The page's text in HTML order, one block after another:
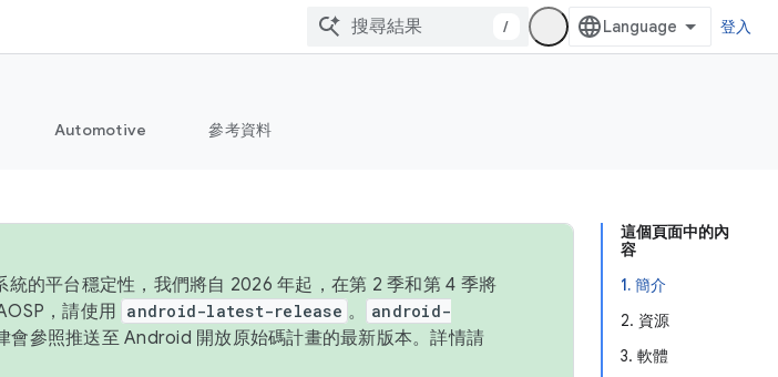
/ 登入
Automotive 參考資料
這個頁面中的內
容
1. 簡介
2. 資源
3. 軟體
的平台穩定性，我們將自 2026 年起，在第 2 季和第 4 季將
，請使用 android-latest-release 。
android-
會參照推送至 Android 開放原始碼計畫的最新版本。詳情請